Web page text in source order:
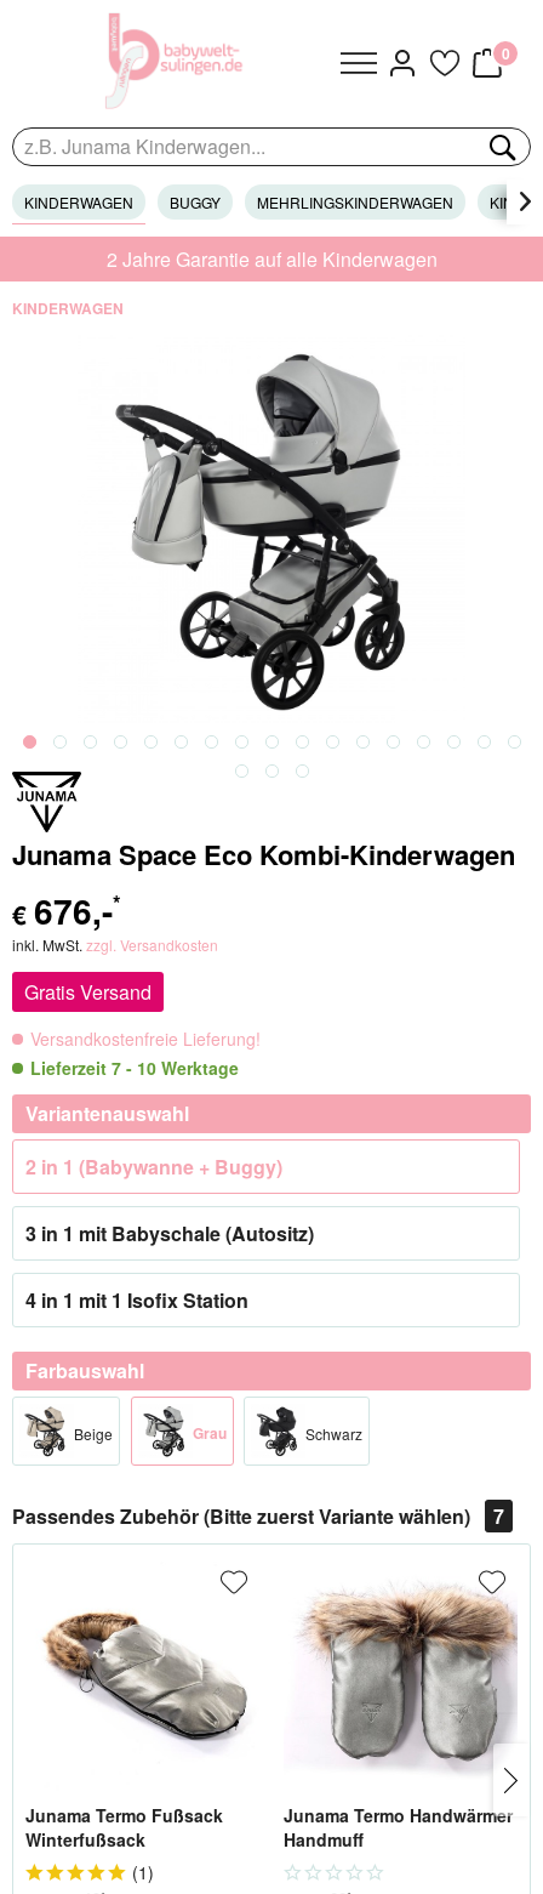
0
KINDERWAGEN BUGGY MEHRLINGSKINDERWAGEN 
2 Jahre Garantie auf alle Kinderwagen
KINDERWAGEN
Junama Space Eco Kombi-Kinderwagen
€ 676,-*
inkl. MwSt. zzgl. Versandkosten
Gratis Versand
Versandkostenfreie Lieferung!
Lieferzeit 7 - 10 Werktage
Variantenauswahl
2 in 1 (Babywanne + Buggy)
3 in 1 mit Babyschale (Autositz)
4 in 1 mit 1 Isofix Station
Farbauswahl
Beige Grau Schwarz
Passendes Zubehör (Bitte zuerst Variante wählen) 7
Junama Termo Fußsack
Winterfußsack
(1)
Junama Termo Handwärmer
Handmuff